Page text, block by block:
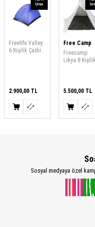
Ürün
Freelife Valley
6 Kişilik Çadır
2.900,00 TL
Free Camp
Freecamp
Likya 8 Kişilik
5.500,00TL
Sosyal medyaya özel